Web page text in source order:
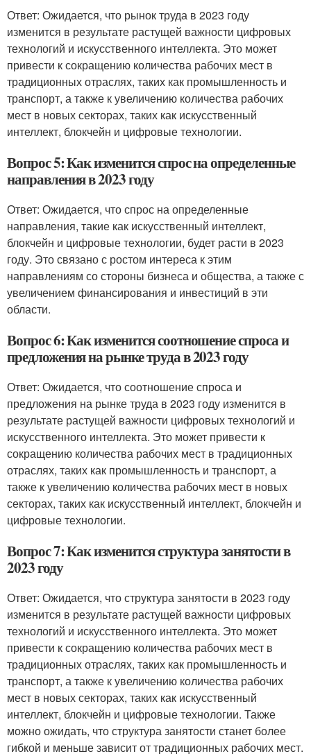
Ответ: Ожидается, что рынок труда в 2023 году
изменится в результате растущей важности цифровых
технологий и искусственного интеллекта. Это может
привести к сокращению количества рабочих мест в
традиционных отраслях, таких как промышленность и
транспорт, а также к увеличению количества рабочих
мест в новых секторах, таких как искусственный
интеллект, блокчейн и цифровые технологии.
Вопрос 5: Как изменится спрос на определенные
направления в 2023 году
Ответ: Ожидается, что спрос на определенные
направления, такие как искусственный интеллект,
блокчейн и цифровые технологии, будет расти в 2023
году. Это связано с ростом интереса к этим
направлениям со стороны бизнеса и общества, а также с
увеличением финансирования и инвестиций в эти
области.
Вопрос 6: Как изменится соотношение спроса и
предложения на рынке труда в 2023 году
Ответ: Ожидается, что соотношение спроса и
предложения на рынке труда в 2023 году изменится в
результате растущей важности цифровых технологий и
искусственного интеллекта. Это может привести к
сокращению количества рабочих мест в традиционных
отраслях, таких как промышленность и транспорт, а
также к увеличению количества рабочих мест в новых
секторах, таких как искусственный интеллект, блокчейн и
цифровые технологии.
Вопрос 7: Как изменится структура занятости в
2023 году
Ответ: Ожидается, что структура занятости в 2023 году
изменится в результате растущей важности цифровых
технологий и искусственного интеллекта. Это может
привести к сокращению количества рабочих мест в
традиционных отраслях, таких как промышленность и
транспорт, а также к увеличению количества рабочих
мест в новых секторах, таких как искусственный
интеллект, блокчейн и цифровые технологии. Также
можно ожидать, что структура занятости станет более
гибкой и меньше зависит от традиционных рабочих мест.